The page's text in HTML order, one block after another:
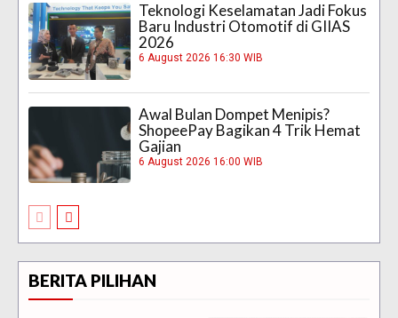
Teknologi Keselamatan Jadi Fokus
Baru Industri Otomotif di GIIAS
2026
6 August 2026 16:30 WIB
Awal Bulan Dompet Menipis?
ShopeePay Bagikan 4 Trik Hemat
Gajian
6 August 2026 16:00 WIB
BERITA PILIHAN